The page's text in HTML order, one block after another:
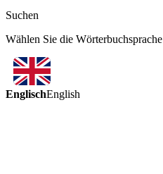
Suchen
Wählen Sie die Wörterbuchsprache
EnglischEnglish